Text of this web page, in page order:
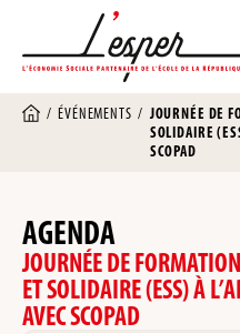
/ÉVÉNEMENTS / JOURNÉE DE
SOLIDAIRE
SCOPAD
AGENDA
JOURNÉE DE
ET SOLIDAIRE (ESS) À
AVEC SCOPAD